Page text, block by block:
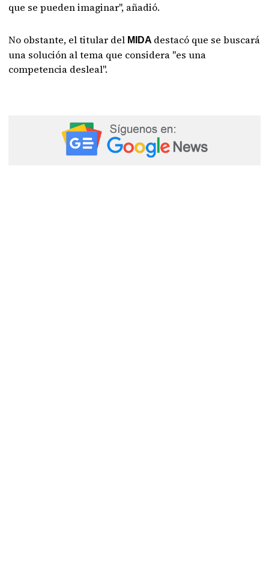
que se pueden imaginar", añadió.
No obstante, el titular del MIDA destacó que se buscará
una solución al tema que considera "es una
competencia desleal".